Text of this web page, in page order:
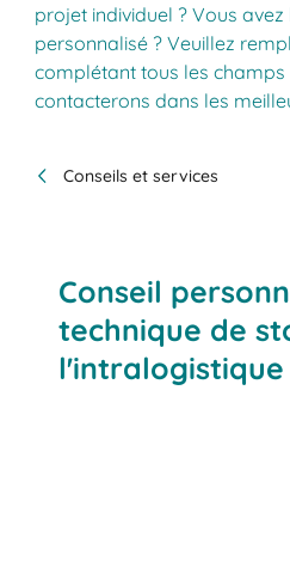
projet individuel ? Vous
personnalisé ? Veuillez
complétant tous les champs
contacterons dans les
Conseils et services
Conseil
technique de
l'intralogistique